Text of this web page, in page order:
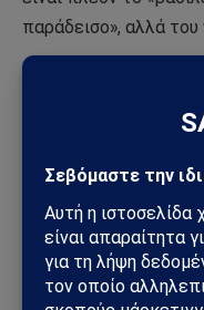
παράδεισο», αλλά
της «δημοκρατίας»
συγκεντρωτισμός
διακυβέρνησης. Το
δικτατορία, αλλά
του WEF.
εμπιστευτεί τις